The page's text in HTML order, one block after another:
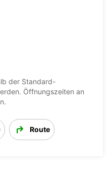
der Standard-
Öffnungszeiten an
Route